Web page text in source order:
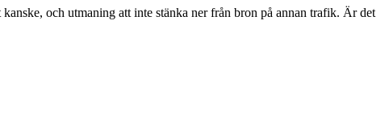
och utmaning att inte stänka ner från bron på annan trafik. Är det